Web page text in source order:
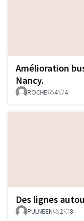
Amélioration
Nancy.
ROCHE 4 4
Des lignes
PULNEEN 2 8